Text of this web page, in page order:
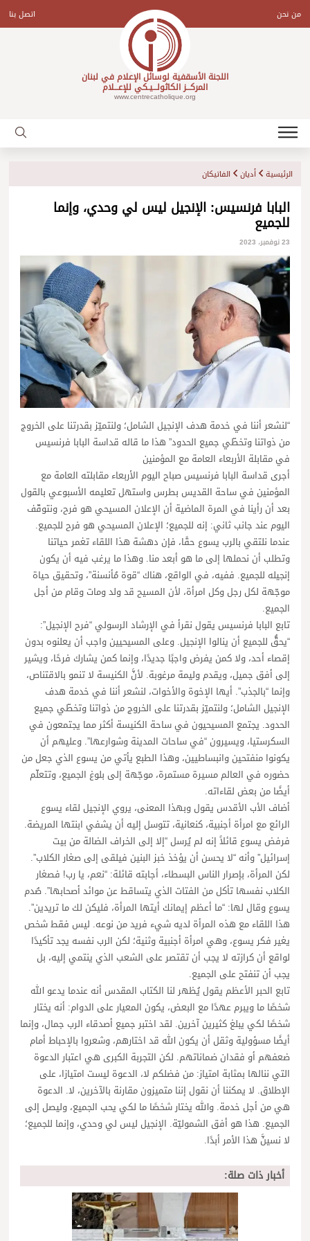
contentمن نحن اتصل بنا
اللجنة الأسقفية لوسائل الإعلام في لبنان
المركـــز الكاثولـــيـكي للإعـــلام
www.centrecatholique.org
الرئيسية أديان الفاتيكان
البابا فرنسيس: الإنجيل ليس لي وحدي، وإنما
للجميع
23 نوفمبر، 2023
“لنشعر أننا في خدمة هدف الإنجيل الشامل؛ ولنتميّز بقدرتنا على الخروج
من ذواتنا وتخطّي جميع الحدود” هذا ما قاله قداسة البابا فرنسيس
في مقابلة الأربعاء العامة مع المؤمنين
أجرى قداسة البابا فرنسيس صباح اليوم الأربعاء مقابلته العامة مع
المؤمنين في ساحة القديس بطرس واستهل تعليمه الأسبوعي بالقول
بعد أن رأينا في المرة الماضية أن الإعلان المسيحي هو فرح، ونتوقّف
اليوم عند جانب ثاني: إنه للجميع؛ الإعلان المسيحي هو فرح للجميع.
عندما نلتقي بالرب يسوع حقًا، فإن دهشة هذا اللقاء تغمر حياتنا
وتطلب أن نحملها إلى ما هو أبعد منا. وهذا ما يرغب فيه أن يكون
إنجيله للجميع. ففيه، في الواقع، هناك “قوة مُأنسنة”، وتحقيق حياة
موجّهة لكل رجل وكل امرأة، لأن المسيح قد ولد ومات وقام من أجل
الجميع.
تابع البابا فرنسيس يقول نقرأ في الإرشاد الرسولي “فرح الإنجيل”:
“يحقُّ للجميع أن ينالوا الإنجيل. وعلى المسيحيين واجب أن يعلنوه بدون
إقصاء أحد، ولا كمن يفرض واجبًا جديدًا، وإنما كمن يشارك فرحًا، ويشير
إلى أفق جميل، ويقدم وليمة مرغوبة. لأنَّ الكنيسة لا تنمو بالاقتناص،
وإنما “بالجذب”. أيها الإخوة والأخوات، لنشعر أننا في خدمة هدف
الإنجيل الشامل؛ ولنتميّز بقدرتنا على الخروج من ذواتنا وتخطّي جميع
الحدود. يجتمع المسيحيون في ساحة الكنيسة أكثر مما يجتمعون في
السكرستيا، ويسيرون “في ساحات المدينة وشوارعها”. وعليهم أن
يكونوا منفتحين وانبساطيين، وهذا الطبع يأتي من يسوع الذي جعل من
حضوره في العالم مسيرة مستمرة، موجّهة إلى بلوغ الجميع، وتتعلّم
أيضًا من بعض لقاءاته.
أضاف الأب الأقدس يقول وبهذا المعنى، يروي الإنجيل لقاء يسوع
الرائع مع امرأة أجنبية، كنعانية، تتوسل إليه أن يشفي ابنتها المريضة.
فرفض يسوع قائلاً إنه لم يُرسل “إلا إلى الخراف الضالة من بيت
إسرائيل” وأنه “لا يحسن أن يؤخذ خبز البنين فيلقى إلى صغار الكلاب”.
لكن المرأة، بإصرار الناس البسطاء، أجابته قائلة: “نعم، يا رب! فصغار
الكلاب نفسها تأكل من الفتات الذي يتساقط عن موائد أصحابها”. صُدم
يسوع وقال لها: “ما أعظم إيمانك أيتها المرأة، فليكن لك ما تريدين”.
هذا اللقاء مع هذه المرأة لديه شيء فريد من نوعه. ليس فقط شخص
يغير فكر يسوع، وهي امرأة أجنبية وثنية؛ لكن الرب نفسه يجد تأكيدًا
لواقع أن كرازته لا يجب أن تقتصر على الشعب الذي ينتمي إليه، بل
يجب أن تنفتح على الجميع.
تابع الحبر الأعظم يقول يُظهر لنا الكتاب المقدس أنه عندما يدعو الله
شخصًا ما ويبرم عهدًا مع البعض، يكون المعيار على الدوام: أنه يختار
شخصًا لكي يبلغ كثيرين آخرين. لقد اختبر جميع أصدقاء الرب جمال، وإنما
أيضًا مسؤولية وثقل أن يكون الله قد اختارهم، وشعروا بالإحباط أمام
ضعفهم أو فقدان ضماناتهم. لكن التجربة الكبرى هي اعتبار الدعوة
التي ننالها بمثابة امتياز: من فضلكم لا، الدعوة ليست امتيازا، على
الإطلاق. لا يمكننا أن نقول إننا متميزون مقارنة بالآخرين، لا. الدعوة
هي من أجل خدمة. والله يختار شخصًا ما لكي يحب الجميع، وليصل إلى
الجميع. هذا هو أفق الشموليّة. الإنجيل ليس لي وحدي، وإنما للجميع؛
لا نسينَّ هذا الأمر أبدًا.
أخبار ذات صلة: